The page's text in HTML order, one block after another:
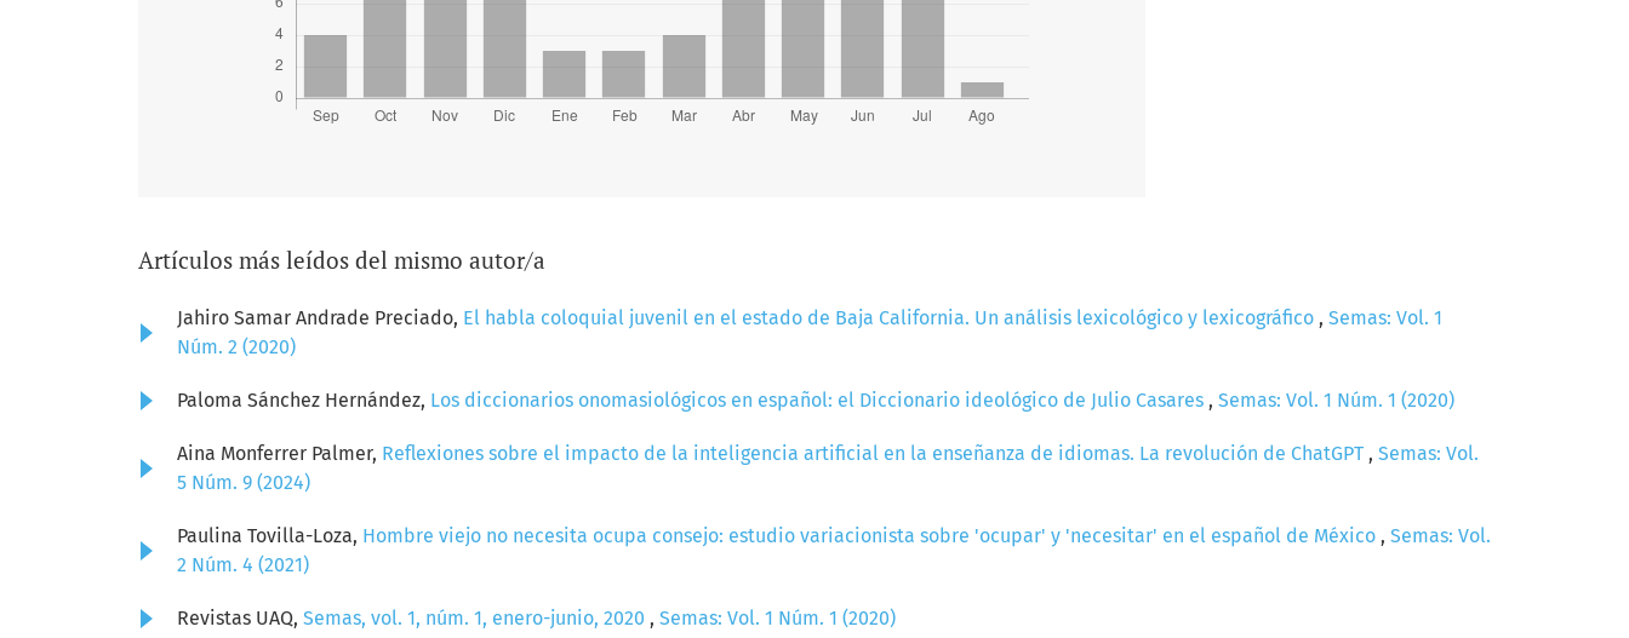
Artículos más leídos del mismo autor/a
Jahiro Samar Andrade Preciado, El habla coloquial juvenil en el estado de Baja California. Un análisis lexicológico y lexicográfico , Semas: Vol. 1
Núm. 2 (2020)
Paloma Sánchez Hernández, Los diccionarios onomasiológicos en español: el Diccionario ideológico de Julio Casares , Semas: Vol. 1 Núm. 1 (2020)
Aina Monferrer Palmer, Reflexiones sobre el impacto de la inteligencia artificial en la enseñanza de idiomas. La revolución de ChatGPT , Semas: Vol.
5 Núm. 9 (2024)
Paulina Tovilla-Loza, Hombre viejo no necesita ocupa consejo: estudio variacionista sobre 'ocupar' y 'necesitar' en el español de México , Semas: Vol.
2 Núm. 4 (2021)
Revistas UAQ, Semas, vol. 1, núm. 1, enero-junio, 2020 , Semas: Vol. 1 Núm. 1 (2020)